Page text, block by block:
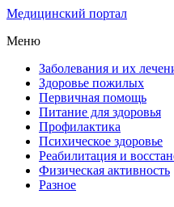
Медицинский портал
Меню
Заболевания и их
Здоровье пожилых
Первичная помощь
Питание для здоровья
Профилактика
Психическое здоровье
Реабилитация и
Физическая активность
Разное